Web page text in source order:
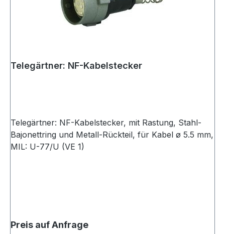
Telegärtner: NF-Kabelstecker
Telegärtner: NF-Kabelstecker, mit Rastung, Stahl-
Bajonettring und Metall-Rückteil, für Kabel ø 5.5 mm,
MIL: U-77/U (VE 1)
Preis auf Anfrage